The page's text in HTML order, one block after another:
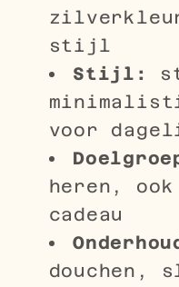
stijl
Stijl:
voor
heren,
cadeau
douchen,